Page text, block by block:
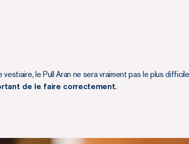
le Pull Aran ne sera vraiment pas le plus
de le faire correctement.